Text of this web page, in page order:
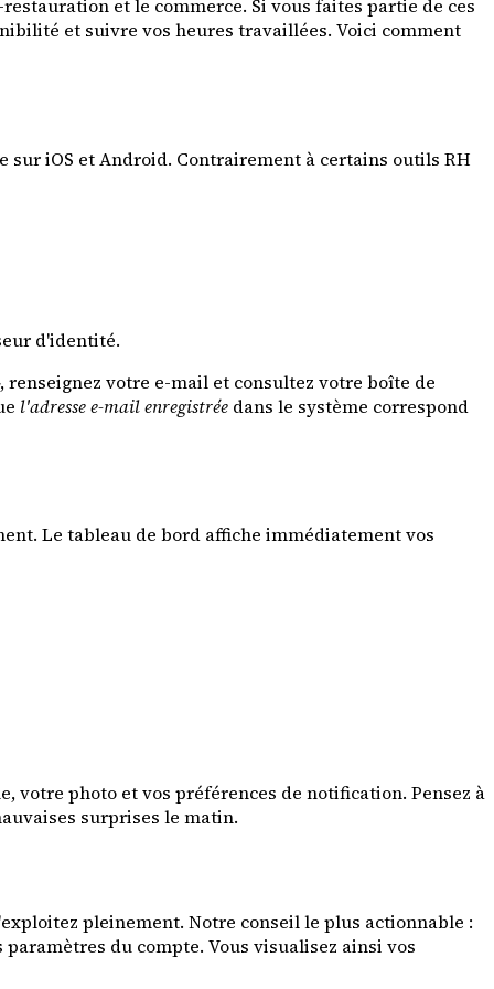
et le commerce. Si vous faites partie de ces
et suivre vos heures travaillées. Voici comment
iOS et Android. Contrairement à certains outils RH
d'identité.
renseignez votre e-mail et consultez votre boîte de
l'adresse e-mail enregistrée dans le système correspond
Le tableau de bord affiche immédiatement vos
photo et vos préférences de notification. Pensez à
surprises le matin.
pleinement. Notre conseil le plus actionnable :
du compte. Vous visualisez ainsi vos